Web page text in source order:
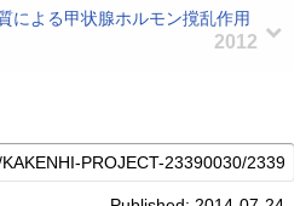
による甲状腺ホルモン撹乱作用
2012